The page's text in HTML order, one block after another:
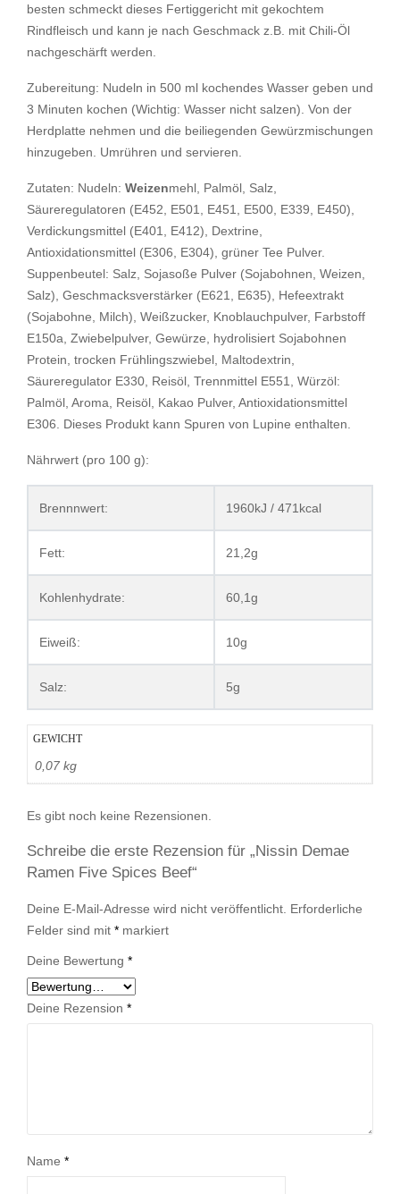
besten schmeckt dieses Fertiggericht mit gekochtem
Rindfleisch und kann je nach Geschmack z.B. mit Chili-Öl
nachgeschärft werden.
Zubereitung: Nudeln in 500 ml kochendes Wasser geben und
3 Minuten kochen (Wichtig: Wasser nicht salzen). Von der
Herdplatte nehmen und die beiliegenden Gewürzmischungen
hinzugeben. Umrühren und servieren.
Zutaten: Nudeln: Weizenmehl, Palmöl, Salz,
Säureregulatoren (E452, E501, E451, E500, E339, E450),
Verdickungsmittel (E401, E412), Dextrine,
Antioxidationsmittel (E306, E304), grüner Tee Pulver.
Suppenbeutel: Salz, Sojasoße Pulver (Sojabohnen, Weizen,
Salz), Geschmacksverstärker (E621, E635), Hefeextrakt
(Sojabohne, Milch), Weißzucker, Knoblauchpulver, Farbstoff
E150a, Zwiebelpulver, Gewürze, hydrolisiert Sojabohnen
Protein, trocken Frühlingszwiebel, Maltodextrin,
Säureregulator E330, Reisöl, Trennmittel E551, Würzöl:
Palmöl, Aroma, Reisöl, Kakao Pulver, Antioxidationsmittel
E306. Dieses Produkt kann Spuren von Lupine enthalten.
Nährwert (pro 100 g):
Brennnwert: 1960kJ / 471kcal
Fett: 21,2g
Kohlenhydrate: 60,1g
Eiweiß: 10g
Salz: 5g
GEWICHT
0,07 kg
Es gibt noch keine Rezensionen.
Schreibe die erste Rezension für „Nissin Demae
Ramen Five Spices Beef“
Deine E-Mail-Adresse wird nicht veröffentlicht. Erforderliche
Felder sind mit * markiert
Deine Bewertung *
Deine Rezension *
Name *